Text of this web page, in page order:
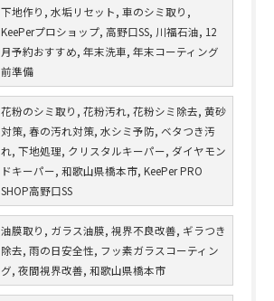
下地作り, 水垢リセット, 車のシミ取り,
KeePerプロショップ, 高野口SS, 川福石油, 12
月予約おすすめ, 年末洗車, 年末コーティング
前準備
花粉のシミ取り, 花粉汚れ, 花粉シミ除去, 黄砂
対策, 春の汚れ対策, 水シミ予防, ベタつき汚
れ, 下地処理, クリスタルキーパー, ダイヤモン
ドキーパー, 和歌山県橋本市, KeePer PRO
SHOP高野口SS
油膜取り, ガラス油膜, 視界不良改善, ギラつき
除去, 雨の日安全性, フッ素ガラスコーティン
グ, 夜間視界改善, 和歌山県橋本市